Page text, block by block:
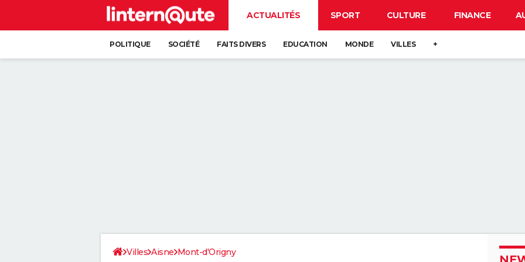
ACTUALITÉS SPORT CULTURE FINANCE
POLITIQUE SOCIÉTÉ FAITS DIVERS EDUCATION MONDE VILLES +
Villes Aisne Mont-d'Origny